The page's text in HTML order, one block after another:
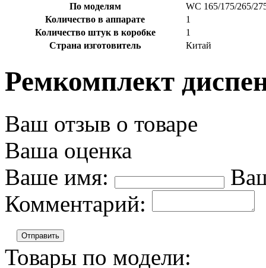
По моделям
WC 165/175/265/
Количество в аппарате
1
Количество штук в коробке
1
Страна изготовитель
Китай
Ремкомплект
Ваш отзыв о товаре
Ваша оценка
Ваше имя:
Комментарий:
Отправить
Товары по модели: